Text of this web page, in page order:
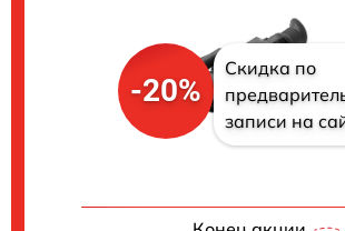
-20%
Скидка по
записи на